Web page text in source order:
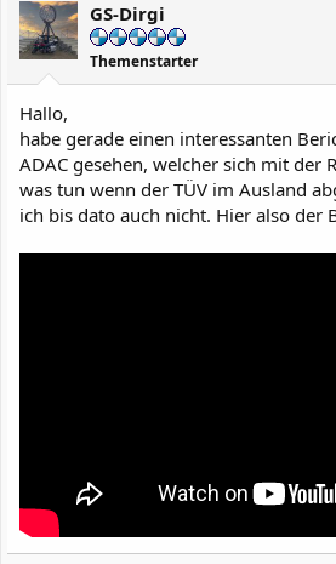
GS-Dirgi
Themenstarter
Hallo,
habe gerade einen interessanten
ADAC gesehen, welcher sich mit der
was tun wenn der TÜV im Ausland
ich bis dato auch nicht. Hier also der